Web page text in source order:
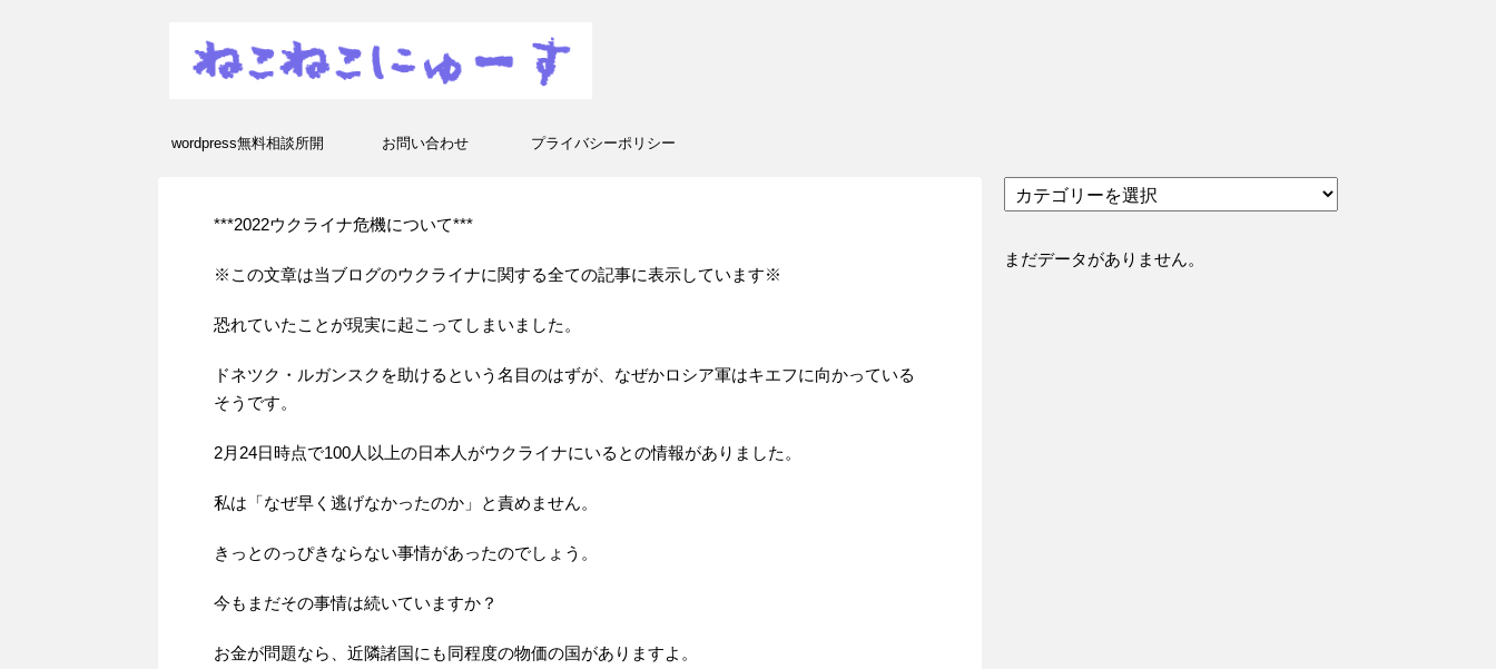
wordpress無料相談所開
ます！
お問い合わせ プライバシーポリシー
***2022ウクライナ危機について***
※この文章は当ブログのウクライナに関する全ての記事に表示しています※
恐れていたことが現実に起こってしまいました。
ドネツク・ルガンスクを助けるという名目のはずが、なぜかロシア軍はキエフに向かっている
そうです。
2月24日時点で100人以上の日本人がウクライナにいるとの情報がありました。
私は「なぜ早く逃げなかったのか」と責めません。
きっとのっぴきならない事情があったのでしょう。
今もまだその事情は続いていますか？
お金が問題なら、近隣諸国にも同程度の物価の国がありますよ。
テ
リ
まだデータがありません。